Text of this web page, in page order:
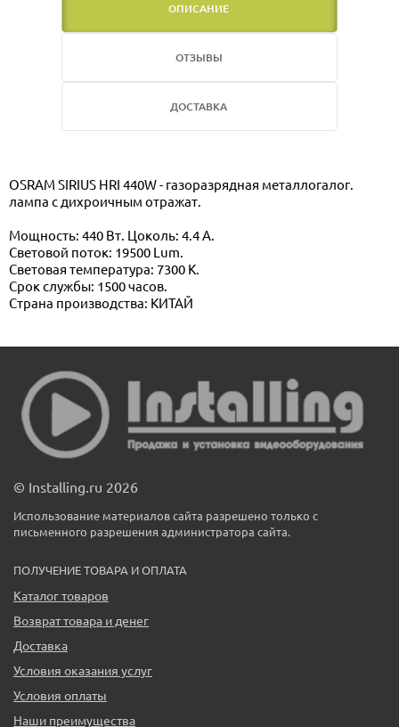
ОПИСАНИЕ
ОТЗЫВЫ
ДОСТАВКА
OSRAM SIRIUS HRI 440W - газоразрядная металлогалог.
лампа с дихроичным отражат.
Мощность: 440 Вт. Цоколь: 4.4 А.
Световой поток: 19500 Lum.
Световая температура: 7300 K.
Срок службы: 1500 часов.
Страна производства: КИТАЙ
© Installing.ru 2026
Использование материалов сайта разрешено только с
письменного разрешения администратора сайта.
ПОЛУЧЕНИЕ ТОВАРА И ОПЛАТА
Каталог товаров
Возврат товара и денег
Доставка
Условия оказания услуг
Условия оплаты
Наши преимущества